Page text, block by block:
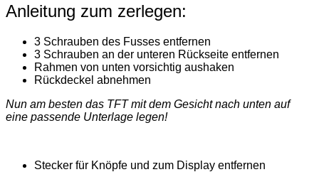
Anleitung zum zerlegen:
3 Schrauben des Fusses entfernen
3 Schrauben an der unteren Rückseite entfernen
Rahmen von unten vorsichtig aushaken
Rückdeckel abnehmen
Nun am besten das TFT mit dem Gesicht nach unten auf
eine passende Unterlage legen!
Stecker für Knöpfe und zum Display entfernen